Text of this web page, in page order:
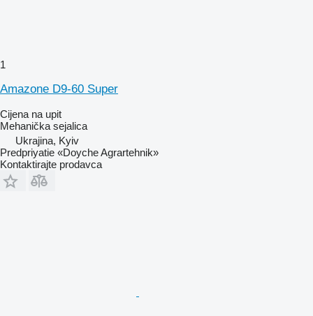
1
Amazone D9-60 Super
Cijena na upit
Mehanička sejalica
Ukrajina, Kyiv
Predpriyatie «Doyche Agrartehnik»
Kontaktirajte prodavca